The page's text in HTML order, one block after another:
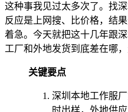
这种事我见过太多次了。找
反应是上网搜、比价格，结
着急。今天就把这十几年跟
工厂和外地发货到底差在哪，
关键要点
深圳本地工作服
时出样，外地供